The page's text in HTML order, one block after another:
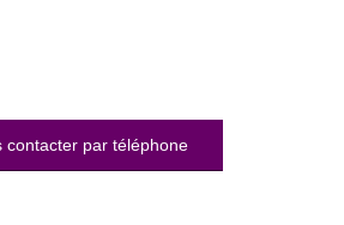
contacter par téléphone